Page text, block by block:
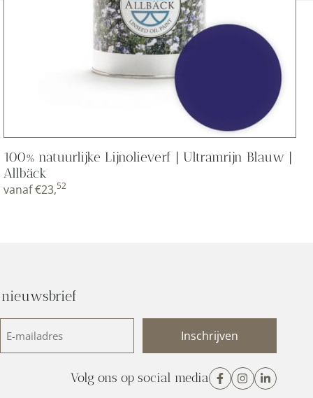
100% natuurlijke Lijnolieverf | Ultramrijn Blauw |
Allbäck
vanaf€23,52
mailadres
Volg ons op social media